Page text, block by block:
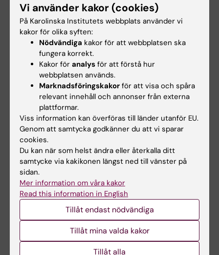
2026-09-09
Klinisk transmedicin –
en introduktion, HT26
6 900 SEK
2026-09-10
Hållbart yrkesliv –
mindfulnessbaserad
stresshantering
Thoraxkirurgisk vård
och omvårdnad HT26
Vi använder kakor (cookies)
På Karolinska Institutets webbplats använder vi
kakor för olika syften:
Nödvändiga kakor för att webbplatsen ska
fungera korrekt.
Kakor för analys för att förstå hur
webbplatsen används.
Marknadsföringskakor för att visa och spåra
relevant innehåll och annonser från externa
plattformar.
Viss information kan överföras till länder utanför EU.
Genom att samtycka godkänner du att vi sparar
cookies.
Du kan när som helst ändra eller återkalla ditt
samtycke via kakikonen längst ned till vänster på
sidan.
Mer information om våra kakor
Read this information in English
Tillåt endast nödvändiga
Tillåt mina valda kakor
Tillåt alla